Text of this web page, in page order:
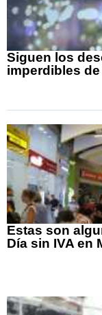
Siguen los
imperdibles
Estas son
Día sin IVA en